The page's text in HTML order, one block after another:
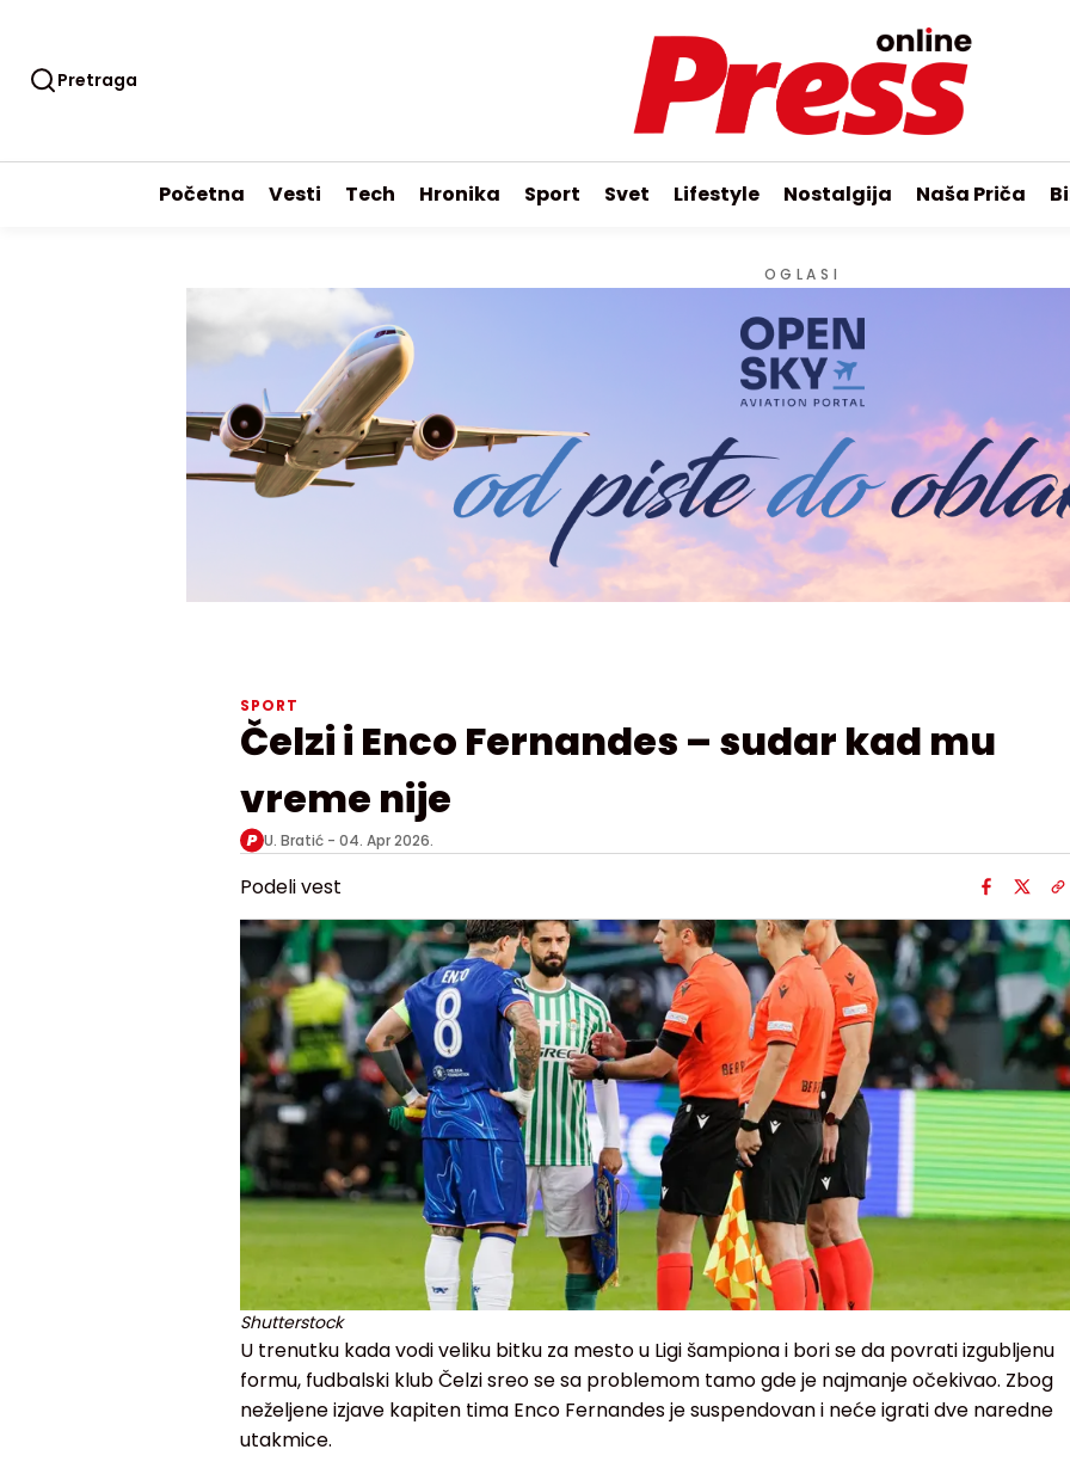
Pretraga
Početna Vesti Tech Hronika Sport Svet Lifestyle Nostalgija Naša Priča
OGLASI
SPORT
Čelzi i Enco Fernandes – sudar kad mu
vreme nije
U. Bratić - 04. Apr 2026.
Podeli vest
Shutterstock
U trenutku kada vodi veliku bitku za mesto u Ligi šampiona i bori se da povrati izgubljenu
formu, fudbalski klub Čelzi sreo se sa problemom tamo gde je najmanje očekivao. Zbog
neželjene izjave kapiten tima Enco Fernandes je suspendovan i neće igrati dve naredne
utakmice.